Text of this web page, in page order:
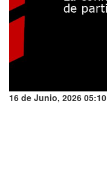
16 de Junio, 2026 05:10